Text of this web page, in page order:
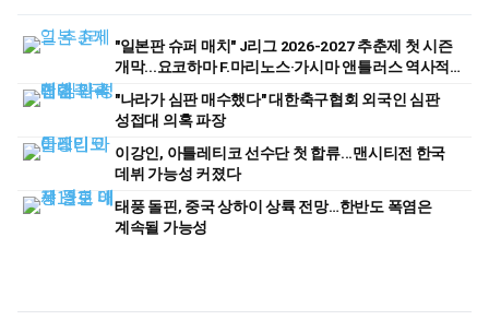
"일본판 슈퍼 매치" J리그 2026-2027 추춘제 첫 시즌
개막...요코하마 F.마리노스·가시마 앤틀러스 역사적
"나라가 심판 매수했다" 대한축구협회 외국인 심판
성접대 의혹 파장
이강인, 아틀레티코 선수단 첫 합류...맨시티전 한국
데뷔 가능성 커졌다
태풍 돌핀, 중국 상하이 상륙 전망…한반도 폭염은
계속될 가능성